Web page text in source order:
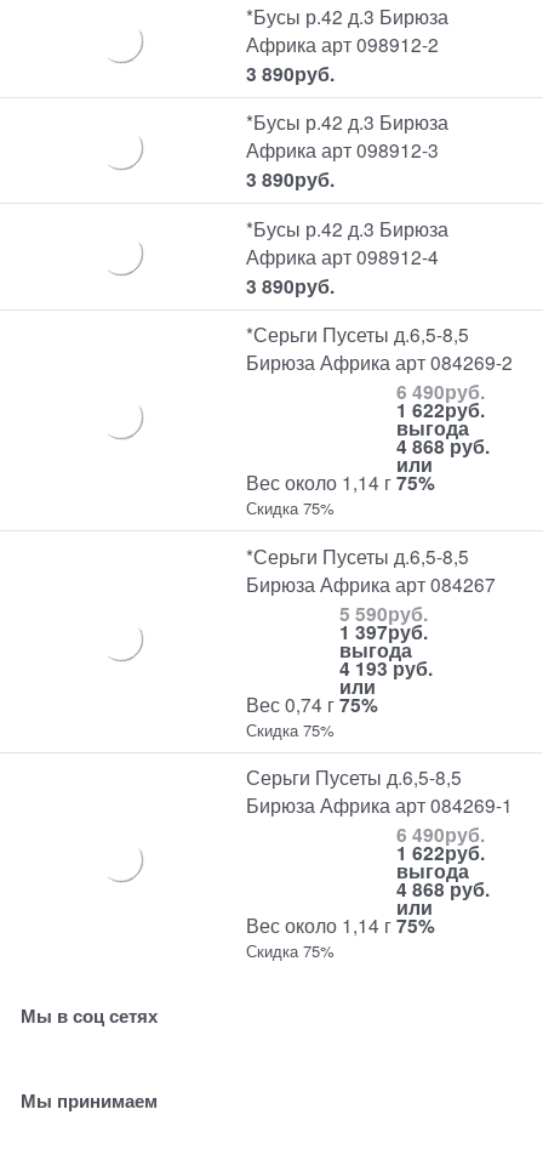
*Бусы р.42 д.3 Бирюза
Африка арт 098912-2
3 890руб.
*Бусы р.42 д.3 Бирюза
Африка арт 098912-3
3 890руб.
*Бусы р.42 д.3 Бирюза
Африка арт 098912-4
3 890руб.
*Серьги Пусеты д.6,5-8,5
Бирюза Африка арт 084269-2
Вес около 1,14 г
6 490руб.
1 622руб.
выгода
4 868 руб.
или
75%
Скидка 75%
*Серьги Пусеты д.6,5-8,5
Бирюза Африка арт 084267
Вес 0,74 г
5 590руб.
1 397руб.
выгода
4 193 руб.
или
75%
Скидка 75%
Серьги Пусеты д.6,5-8,5
Бирюза Африка арт 084269-1
Вес около 1,14 г
6 490руб.
1 622руб.
выгода
4 868 руб.
или
75%
Скидка 75%
Мы в соц сетях
Мы принимаем